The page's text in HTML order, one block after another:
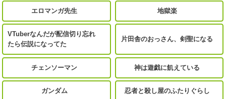
エロマンガ先生 地獄楽
VTuberなんだが配信切り忘れ
たら伝説になってた
片田舎のおっさん、剣聖になる
チェンソーマン 神は遊戯に飢えている
ガンダム 忍者と殺し屋のふたりぐらし